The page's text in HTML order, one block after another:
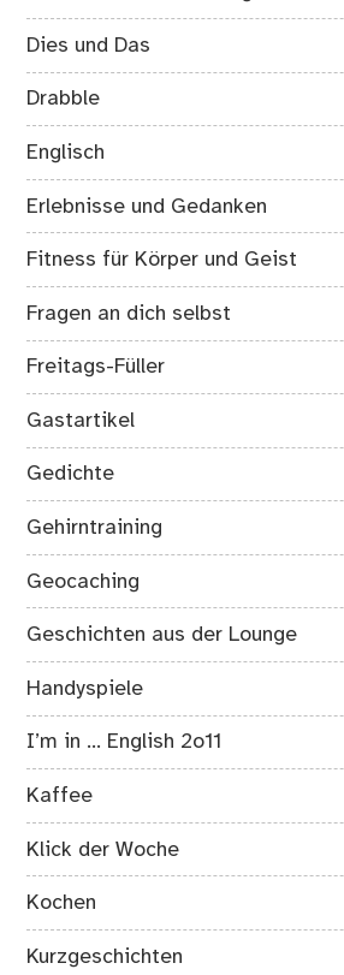
Dies und Das
Drabble
Englisch
Erlebnisse und Gedanken
Fitness für Körper und Geist
Fragen an dich selbst
Freitags-Füller
Gastartikel
Gedichte
Gehirntraining
Geocaching
Geschichten aus der Lounge
Handyspiele
I’m in … English 2o11
Kaffee
Klick der Woche
Kochen
Kurzgeschichten